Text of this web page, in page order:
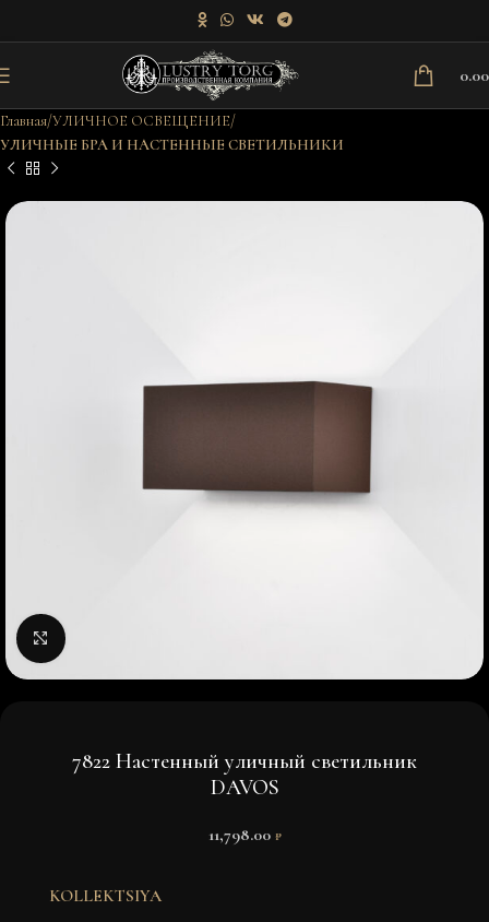
Главная УЛИЧНОЕ ОСВЕЩЕНИЕ
УЛИЧНЫЕ БРА И НАСТЕННЫЕ СВЕТИЛЬНИКИ
Нажмите, чтобы увеличить изображение
7822 Настенный уличный светильник
DAVOS
11,798.00 ₽
KOLLEKTSIYA